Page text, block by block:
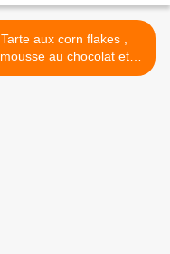
Tarte aux corn flakes ,
mousse au chocolat et
fraises . >